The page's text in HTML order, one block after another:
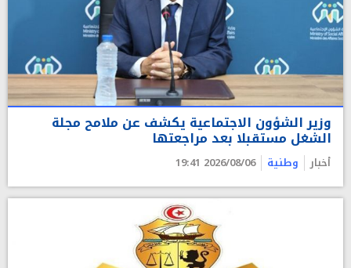
وزير الشؤون الاجتماعية يكشف عن ملامح مجلة
الشغل مستقبلا بعد مراجعتها
أخبار وطنية 2026/08/06 19:41